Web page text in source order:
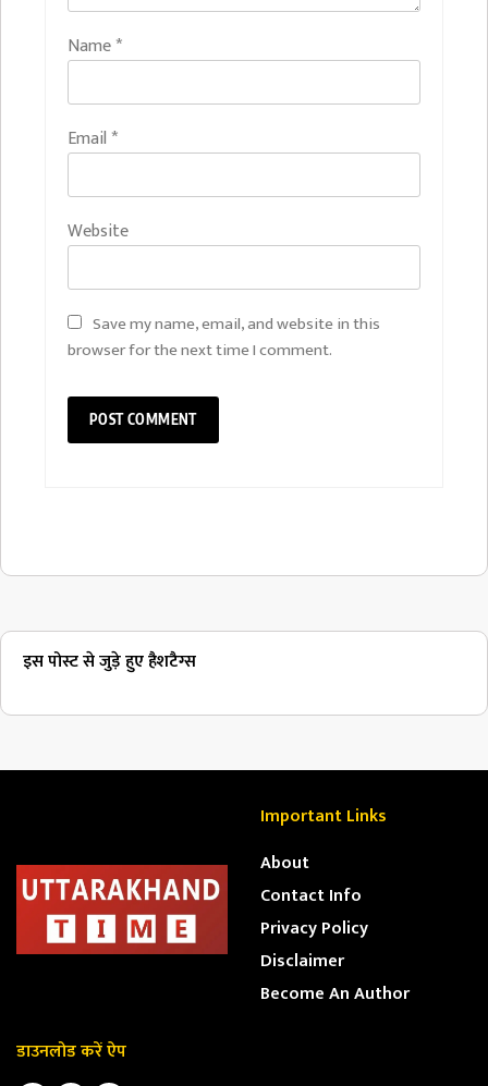
Name*
Email *
Website
Save my name, email, and website in this
browser for the next time I comment.
इस पोस्ट से जुड़े हुए हैशटैग्स
Important Links
About
Contact Info
Privacy Policy
Disclaimer
Become An Author
डाउनलोड करें ऐप